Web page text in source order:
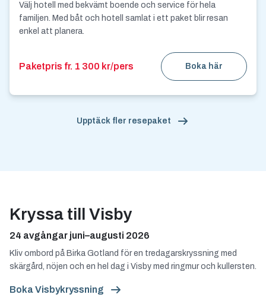
Välj hotell med bekvämt boende och service för hela
familjen. Med båt och hotell samlat i ett paket blir resan
enkel att planera.
Paketpris fr. 1 300 kr/pers Boka här
Upptäck fler resepaket
Kryssa till Visby
24 avgångar juni–augusti 2026
Kliv ombord på Birka Gotland för en tredagarskryssning med
skärgård, nöjen och en hel dag i Visby med ringmur och kullersten.
Boka Visbykryssning